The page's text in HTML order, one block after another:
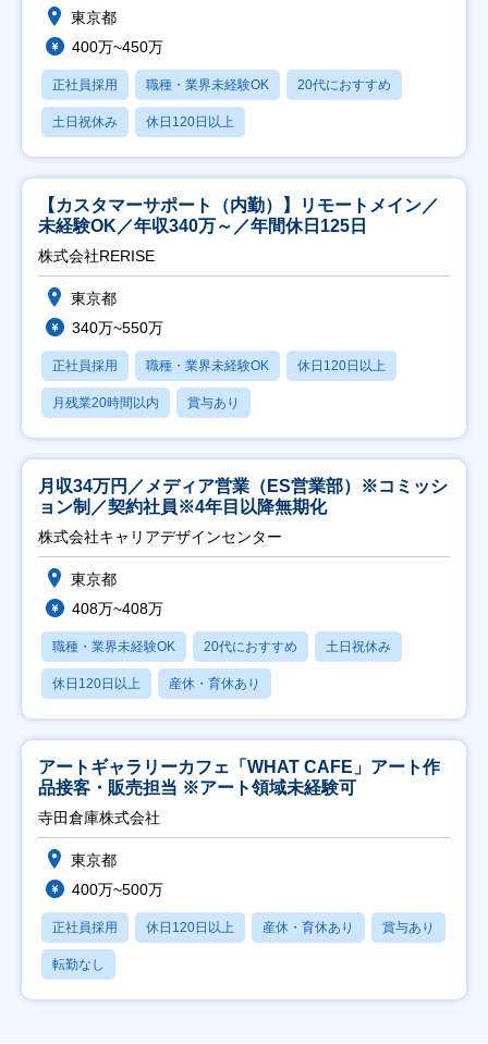
東京都
400万~450万
正社員採用 職種・業界未経験OK 20代におすすめ
土日祝休み 休日120日以上
【カスタマーサポート（内勤）】リモートメイン／
未経験OK／年収340万～／年間休日125日
株式会社RERISE
東京都
340万~550万
正社員採用 職種・業界未経験OK 休日120日以上
月残業20時間以内 賞与あり
月収34万円／メディア営業（ES営業部）※コミッシ
ョン制／契約社員※4年目以降無期化
株式会社キャリアデザインセンター
東京都
408万~408万
職種・業界未経験OK 20代におすすめ 土日祝休み
休日120日以上 産休・育休あり
アートギャラリーカフェ「WHAT CAFE」アート作
品接客・販売担当 ※アート領域未経験可
寺田倉庫株式会社
東京都
400万~500万
正社員採用 休日120日以上 産休・育休あり 賞与あり
転勤なし